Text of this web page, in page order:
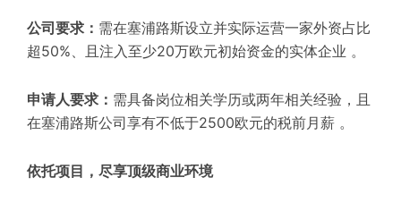
公司要求 ： 需在塞浦路斯设立并实际运营一家外资占比
超50%、且注入至少20万欧元初始资金的实体企业 。
申请人要求 ： 需具备岗位相关学历或两年相关经验，且
在塞浦路斯公司享有不低于2500欧元的税前月薪 。
依托项目，尽享顶级商业环境